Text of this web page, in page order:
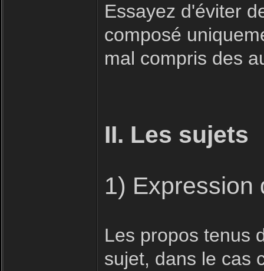
Essayez d'éviter
composé
mal compris des
II. Les sujets
1) Expression
Les propos tenus
sujet, dans le cas